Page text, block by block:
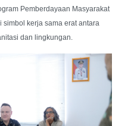
Pemberdayaan Masyarakat
simbol kerja sama erat antara
dan lingkungan.